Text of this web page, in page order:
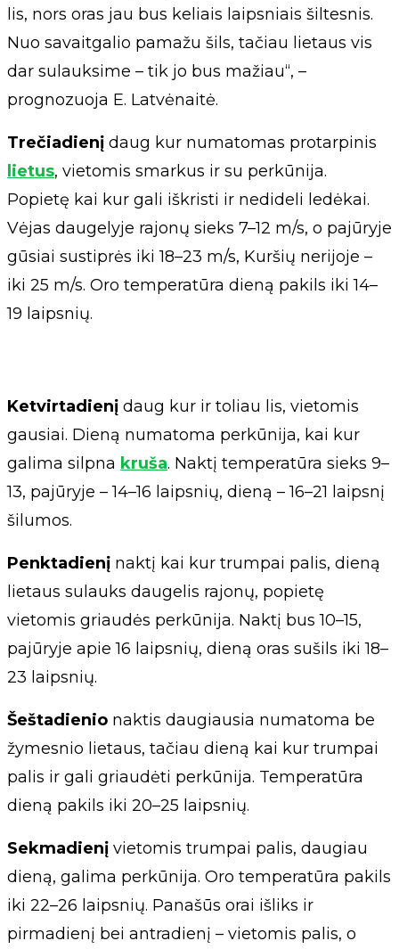
lis, nors oras jau bus keliais laipsniais šiltesnis.
Nuo savaitgalio pamažu šils, tačiau lietaus vis
dar sulauksime – tik jo bus mažiau“, –
prognozuoja E. Latvėnaitė.
Trečiadienį daug kur numatomas protarpinis
lietus, vietomis smarkus ir su perkūnija.
Popietę kai kur gali iškristi ir nedideli ledėkai.
Vėjas daugelyje rajonų sieks 7–12 m/s, o pajūryje
gūsiai sustiprės iki 18–23 m/s, Kuršių nerijoje –
iki 25 m/s. Oro temperatūra dieną pakils iki 14–
19 laipsnių.
Ketvirtadienį daug kur ir toliau lis, vietomis
gausiai. Dieną numatoma perkūnija, kai kur
galima silpna kruša. Naktį temperatūra sieks 9–
13, pajūryje – 14–16 laipsnių, dieną – 16–21 laipsnį
šilumos.
Penktadienį naktį kai kur trumpai palis, dieną
lietaus sulauks daugelis rajonų, popietę
vietomis griaudės perkūnija. Naktį bus 10–15,
pajūryje apie 16 laipsnių, dieną oras sušils iki 18–
23 laipsnių.
Šeštadienio naktis daugiausia numatoma be
žymesnio lietaus, tačiau dieną kai kur trumpai
palis ir gali griaudėti perkūnija. Temperatūra
dieną pakils iki 20–25 laipsnių.
Sekmadienį vietomis trumpai palis, daugiau
dieną, galima perkūnija. Oro temperatūra pakils
iki 22–26 laipsnių. Panašūs orai išliks ir
pirmadienį bei antradienį – vietomis palis, o